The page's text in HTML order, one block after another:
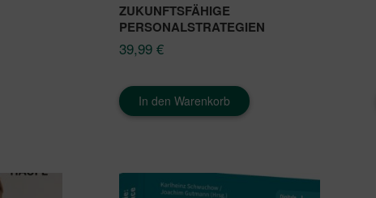
ZUKUNFTSFÄHIGE
PERSONALSTRATEGIEN
39,99 €
In den Warenkorb